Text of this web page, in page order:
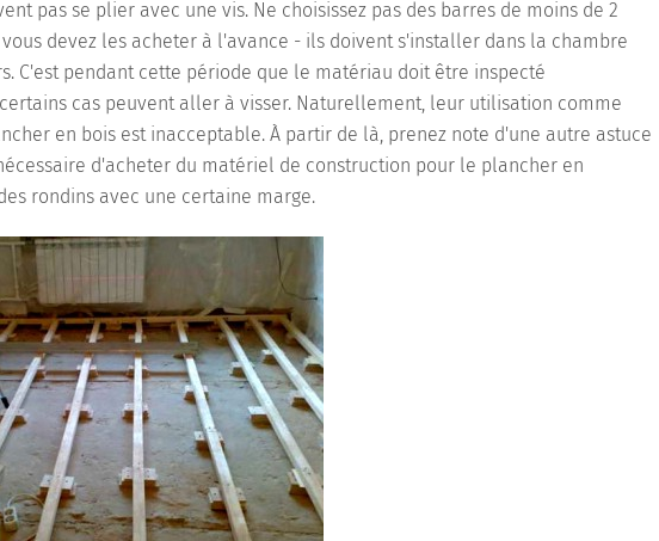
pas se plier avec une vis. Ne choisissez pas des barres de moins de 2
vous devez les acheter à l'avance - ils doivent s'installer dans la chambre
C'est pendant cette période que le matériau doit être inspecté
cas peuvent aller à visser. Naturellement, leur utilisation comme
en bois est inacceptable. À partir de là, prenez note d'une autre astuce
d'acheter du matériel de construction pour le plancher en
rondins avec une certaine marge.